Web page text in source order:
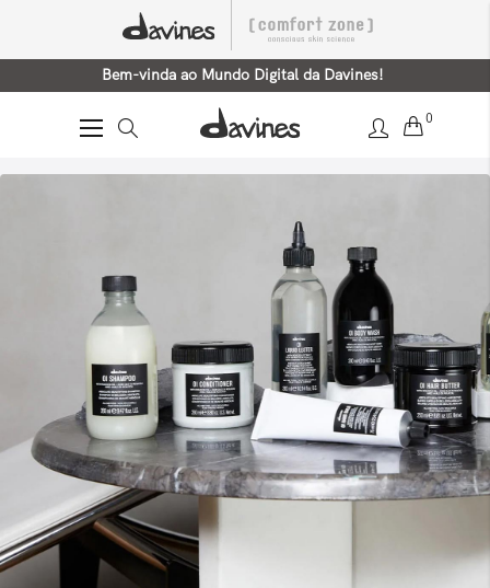
Bem-vinda ao Mundo Digital da Davines!
Alternar
0
Linha OI